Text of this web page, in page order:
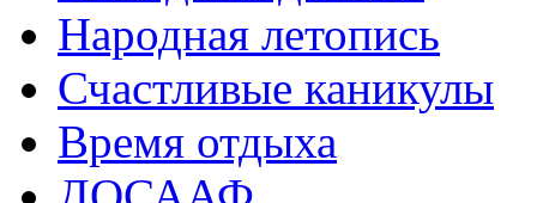
Народная летопись
Счастливые каникулы
Время отдыха